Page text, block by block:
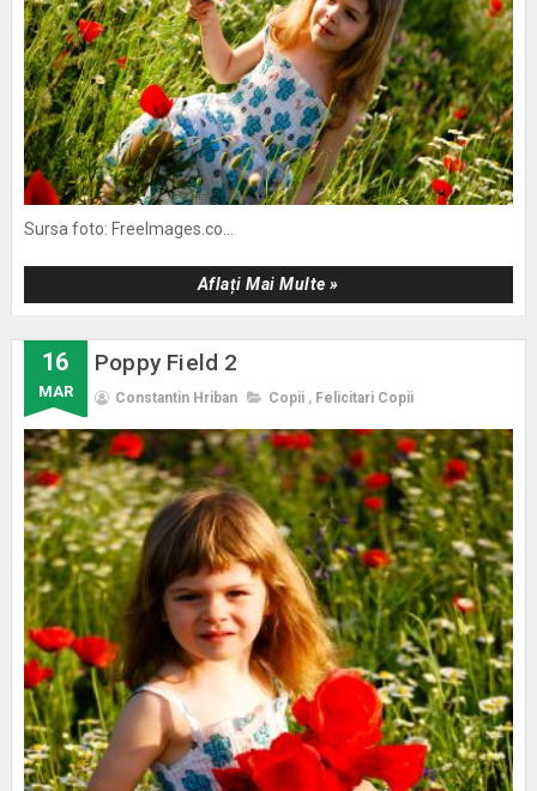
Sursa foto: FreeImages.co...
Aflați Mai Multe »
16
MAR
Poppy Field 2
Constantin Hriban Copii , Felicitari Copii